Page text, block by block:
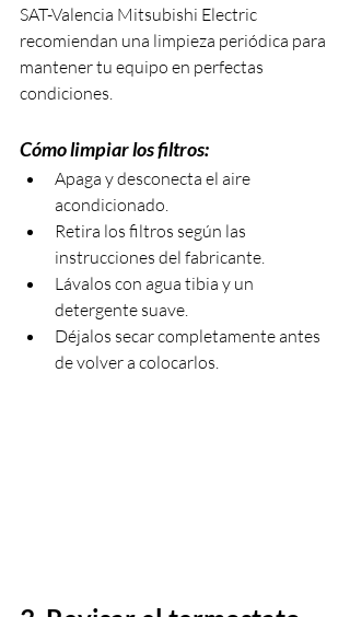
SAT-Valencia Mitsubishi Electric
recomiendan una limpieza periódica para
mantener tu equipo en perfectas
condiciones.
Cómo limpiar los filtros:
Apaga y desconecta el aire
acondicionado.
Retira los filtros según las
instrucciones del fabricante.
Lávalos con agua tibia y un
detergente suave.
Déjalos secar completamente antes
de volver a colocarlos.